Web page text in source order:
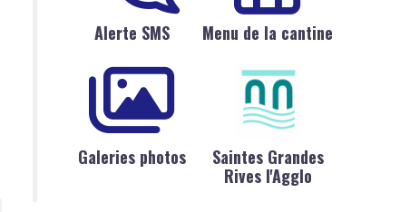
Alerte SMS Menu de la cantine
Galeries photos
Saintes Grandes
Rives l'Agglo